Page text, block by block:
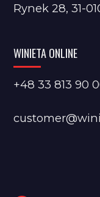
Rynek 28, 31-
WINIETA ONLINE
+48 33 813 90